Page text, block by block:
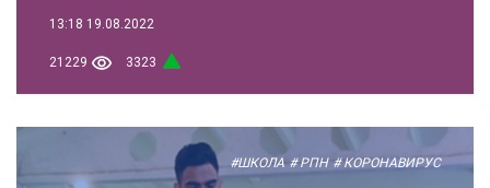
13:18 19.08.2022
21229 3323
#ШКОЛА # РПН # КОРОНАВИРУС